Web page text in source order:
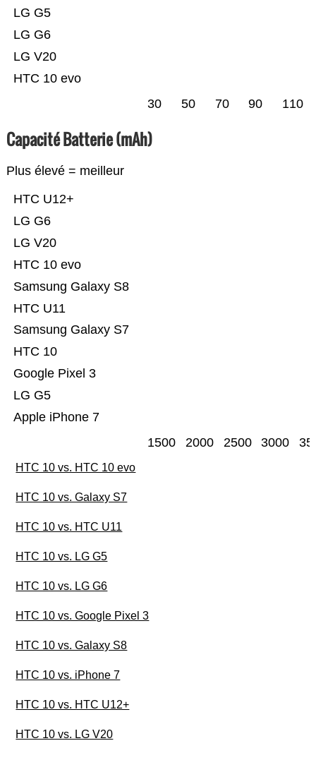
HTC 10 evo
LG V20
LG G6
LG G5
30 50 70 90 110
Capacité Batterie (mAh)
Plus élevé = meilleur
Apple iPhone 7
LG G5
Google Pixel 3
HTC 10
Samsung Galaxy S7
HTC U11
Samsung Galaxy S8
HTC 10 evo
LG V20
LG G6
HTC U12+
1500 2000 2500 3000
HTC 10 vs. HTC 10 evo
HTC 10 vs. Galaxy S7
HTC 10 vs. HTC U11
HTC 10 vs. LG G5
HTC 10 vs. LG G6
HTC 10 vs. Google Pixel 3
HTC 10 vs. Galaxy S8
HTC 10 vs. iPhone 7
HTC 10 vs. HTC U12+
HTC 10 vs. LG V20